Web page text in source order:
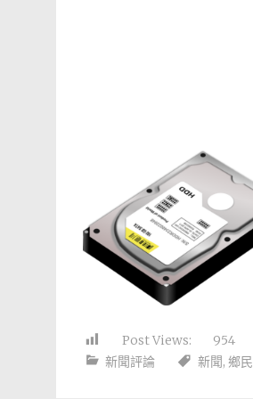
Post Views:
954
新聞評論
新聞, 鄉民